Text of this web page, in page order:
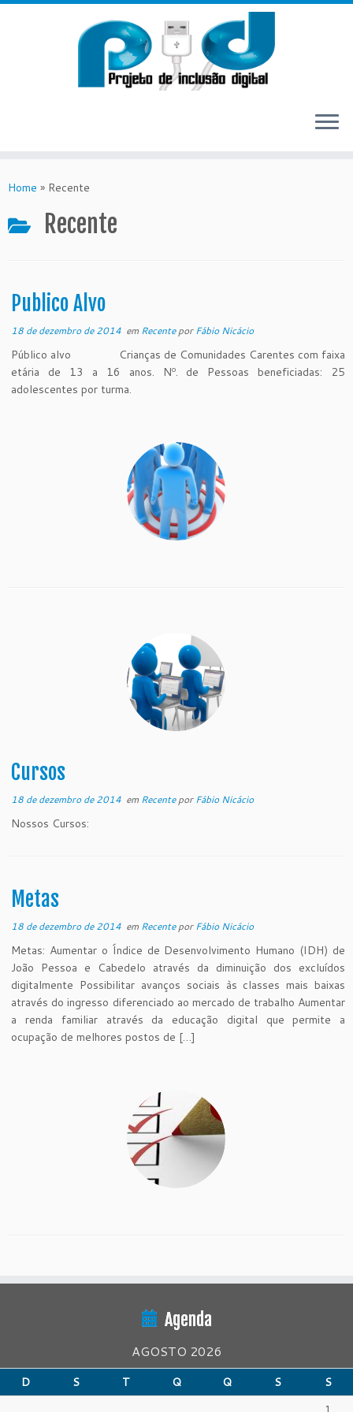
toHome » Recente
Recente
Publico Alvo
18 de dezembro de 2014 em RecenteporFábio Nicácio
Público alvo Crianças de Comunidades Carentes com faixa
etária de 13 a 16 anos. Nº. de Pessoas beneficiadas: 25
adolescentes por turma.
Cursos
18 de dezembro de 2014 em RecenteporFábio Nicácio
Nossos Cursos:
Metas
18 de dezembro de 2014 em RecenteporFábio Nicácio
Metas: Aumentar o Índice de Desenvolvimento Humano (IDH) de
João Pessoa e Cabedelo através da diminuição dos excluídos
digitalmente Possibilitar avanços sociais às classes mais baixas
através do ingresso diferenciado ao mercado de trabalho Aumentar
a renda familiar através da educação digital que permite a
ocupação de melhores postos de […]
Agenda
AGOSTO 2026
D S T Q Q S
S